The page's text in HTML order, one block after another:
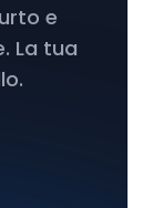
e
La tua